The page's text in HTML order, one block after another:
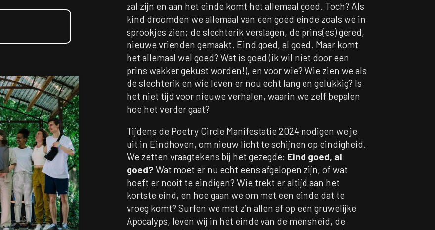
zal zijn en aan het einde komt het allemaal goed. Toch? Als
kind droomden we allemaal van een goed einde zoals we in
sprookjes zien; de slechterik verslagen, de prins(es) gered,
nieuwe vrienden gemaakt. Eind goed, al goed. Maar komt
het allemaal wel goed? Wat is goed (ik wil niet door een
prins wakker gekust worden!), en voor wie? Wie zien we als
de slechterik en wie leven er nou echt lang en gelukkig? Is
het niet tijd voor nieuwe verhalen, waarin we zelf bepalen
hoe het verder gaat?
Tijdens de Poetry Circle Manifestatie 2024 nodigen we je
uit in Eindhoven, om nieuw licht te schijnen op eindigheid.
We zetten vraagtekens bij het gezegde: Eind goed, al
goed? Wat moet er nu echt eens afgelopen zijn, of wat
hoeft er nooit te eindigen? Wie trekt er altijd aan het
kortste eind, en hoe gaan we om met een einde dat te
vroeg komt? Surfen we met z’n allen af op een gruwelijke
Apocalyps, leven wij in het einde van de mensheid, de